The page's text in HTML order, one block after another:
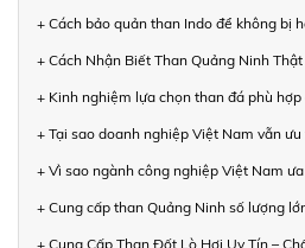
+ Cách bảo quản than Indo để không bị
+ Cách Nhận Biết Than Quảng Ninh Thật
+ Kinh nghiệm lựa chọn than đá phù
+ Tại sao doanh nghiệp Việt Nam vẫn
+ Vì sao ngành công nghiệp Việt Nam
+ Cung cấp than Quảng Ninh số lượng
+ Cung Cấp Than Đốt Lò Hơi Uy Tín –